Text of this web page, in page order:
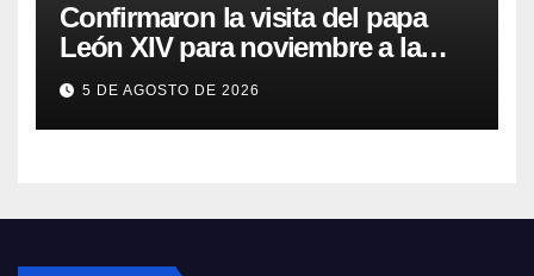
Confirmaron la visita del papa
León XIV para noviembre a la
Argentina
5 DE AGOSTO DE 2026